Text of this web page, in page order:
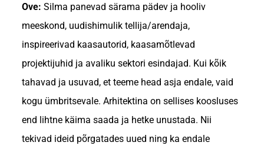
Ove: Silma panevad särama pädev ja hooliv
meeskond, uudishimulik tellija/arendaja,
inspireerivad kaasautorid, kaasamõtlevad
projektijuhid ja avaliku sektori esindajad. Kui kõik
tahavad ja usuvad, et teeme head asja endale, vaid
kogu ümbritsevale. Arhitektina on sellises koosluses
end lihtne käima saada ja hetke unustada. Nii
tekivad ideid põrgatades uued ning ka endale